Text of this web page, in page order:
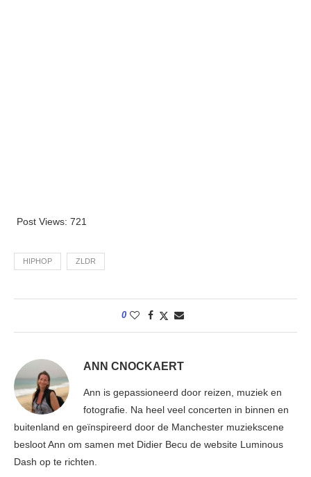
Post Views: 721
HIPHOP ZLDR
0
ANN CNOCKAERT
Ann is gepassioneerd door reizen, muziek en
fotografie. Na heel veel concerten in binnen en
buitenland en geïnspireerd door de Manchester muziekscene
besloot Ann om samen met Didier Becu de website Luminous
Dash op te richten.